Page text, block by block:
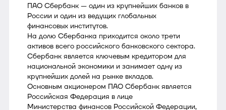
ПАО Сбербанк — один из крупнейших банков в
России и один из ведущих глобальных
финансовых институтов.
На долю Сбербанка приходится около трети
активов всего российского банковского сектора.
Сбербанк является ключевым кредитором для
национальной экономики и занимает одну из
крупнейших долей на рынке вкладов.
Основным акционером ПАО Сбербанк является
Российская Федерация в лице
Министерства финансов Российской Федерации,